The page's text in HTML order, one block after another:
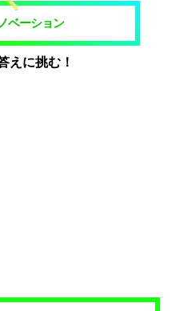
ベーション
えに挑む！